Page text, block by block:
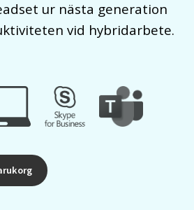
ur nästa generation
vid hybridarbete.